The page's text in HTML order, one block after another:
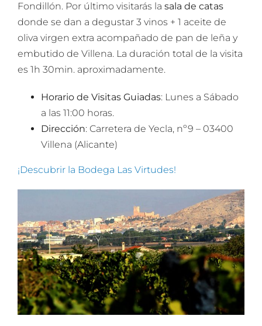
Fondillón. Por último visitarás la sala de catas
donde se dan a degustar 3 vinos + 1 aceite de
oliva virgen extra acompañado de pan de leña y
embutido de Villena. La duración total de la visita
es 1h 30min. aproximadamente.
Horario de Visitas Guiadas: Lunes a Sábado
a las 11:00 horas.
Dirección: Carretera de Yecla, nº9 – 03400
Villena (Alicante)
¡Descubrir la Bodega Las Virtudes!